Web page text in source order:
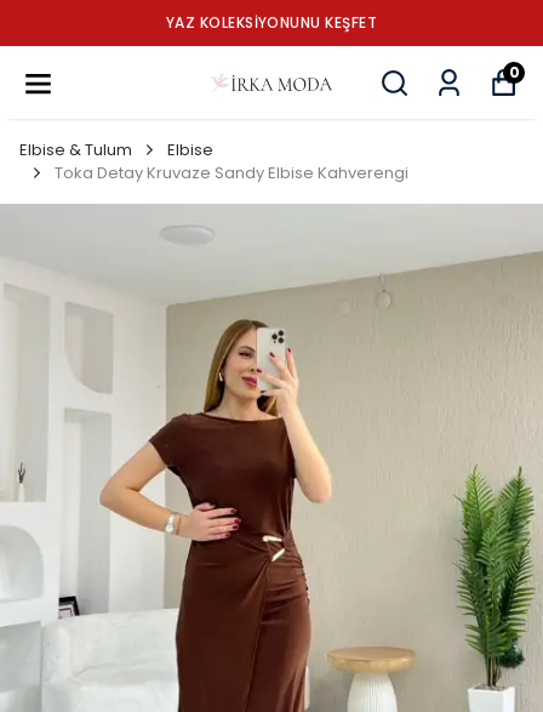
YAZ KOLEKSİYONUNU KEŞFET
0
Elbise & Tulum
Elbise
Toka Detay Kruvaze Sandy Elbise Kahverengi